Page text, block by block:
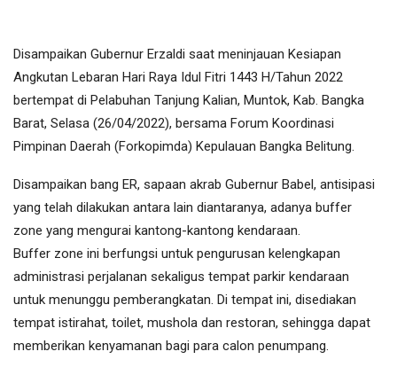
Disampaikan Gubernur Erzaldi saat meninjauan Kesiapan
Angkutan Lebaran Hari Raya Idul Fitri 1443 H/Tahun 2022
bertempat di Pelabuhan Tanjung Kalian, Muntok, Kab. Bangka
Barat, Selasa (26/04/2022), bersama Forum Koordinasi
Pimpinan Daerah (Forkopimda) Kepulauan Bangka Belitung.
Disampaikan bang ER, sapaan akrab Gubernur Babel, antisipasi
yang telah dilakukan antara lain diantaranya, adanya buffer
zone yang mengurai kantong-kantong kendaraan.
Buffer zone ini berfungsi untuk pengurusan kelengkapan
administrasi perjalanan sekaligus tempat parkir kendaraan
untuk menunggu pemberangkatan. Di tempat ini, disediakan
tempat istirahat, toilet, mushola dan restoran, sehingga dapat
memberikan kenyamanan bagi para calon penumpang.